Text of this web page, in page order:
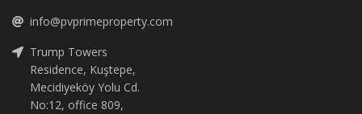
info@pvprimeproperty.com
Trump Towers
Residence, Kuştepe,
Mecidiyeköy Yolu Cd.
No:12, office 809,